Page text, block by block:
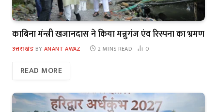
काबिना मंन्त्री खजानदास ने किया मन्नुगंज एंव रिस्पना का भ्रमण
उत्तराखंड BY ANANT AWAZ 2 MINS READ 0
READ MORE